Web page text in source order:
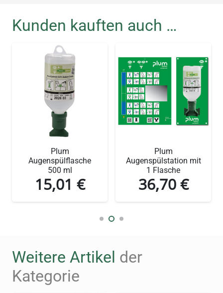
Plum Augenspülstation mit
Zugriff in Notfällen und bietet eine effektive
Erste-Hilfe-Lösung für Arbeitsplätze, an denen
Staub und Schmutz vorherrschen.
Kunden kauften auch …
Plum
Augenspülflasche
500 ml
15,01 €
Plum
Augenspülstation mit
1 Flasche
36,70€
Weitere Artikel der
Kategorie